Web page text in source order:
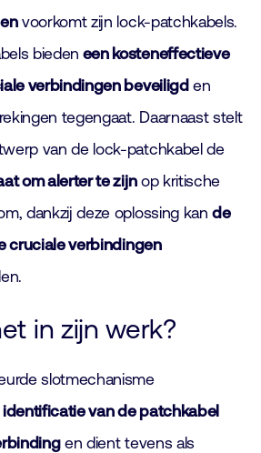
voorkomt zijn lock-patchkabels.
bieden een kosteneffectieve
verbindingen beveiligd en
tegengaat. Daarnaast stelt
van de lock-patchkabel de
om alerter te zijnop kritische
dankzij deze oplossing kande
cruciale verbindingen
in zijn werk?
slotmechanisme
identificatie van de patchkabel
en dient tevens als